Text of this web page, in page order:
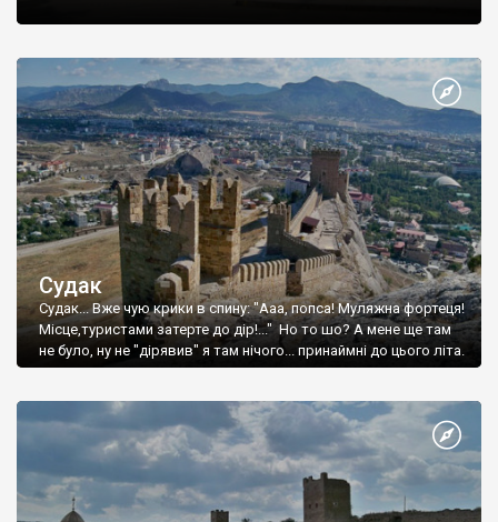
Судак
Судак... Вже чую крики в спину: "Ааа, попса! Муляжна фортеця!
Місце,туристами затерте до дір!..." Но то шо? А мене ще там
не було, ну не "дірявив" я там нічого... принаймні до цього літа.